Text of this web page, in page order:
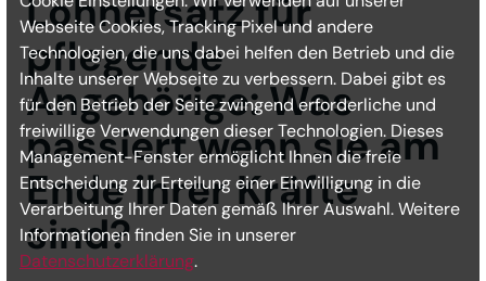
Lohnersatz für
pflegende
Angehörige: Was
passiert wenn sie am
Ende ihrer Kräfte
sind?
Webseite Cookies, Tracking Pixel und andere
Technologien, die uns dabei helfen den Betrieb und die
Inhalte unserer Webseite zu verbessern. Dabei gibt es
für den Betrieb der Seite zwingend erforderliche und
freiwillige Verwendungen dieser Technologien. Dieses
Management-Fenster ermöglicht Ihnen die freie
Entscheidung zur Erteilung einer Einwilligung in die
Verarbeitung Ihrer Daten gemäß Ihrer Auswahl. Weitere
Informationen finden Sie in unserer
Datenschutzerklärung.